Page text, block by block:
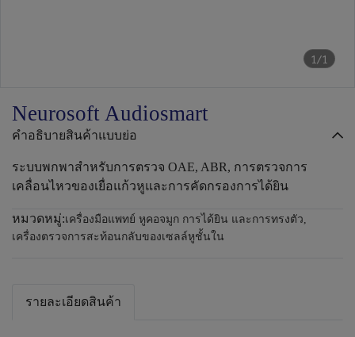
1/1
Neurosoft Audiosmart
คำอธิบายสินค้าแบบย่อ
ระบบพกพาสำหรับการตรวจ OAE, ABR, การตรวจการ
เคลื่อนไหวของเยื่อแก้วหูและการคัดกรองการได้ยิน
หมวดหมู่:เครื่องมือแพทย์ หูคอจมูก การได้ยิน และการทรงตัว,
เครื่องตรวจการสะท้อนกลับของเซลล์หูชั้นใน
รายละเอียดสินค้า